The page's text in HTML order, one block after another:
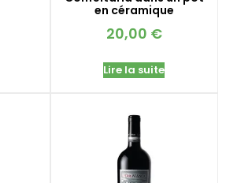
en céramique
20,00 €
Lire la suite